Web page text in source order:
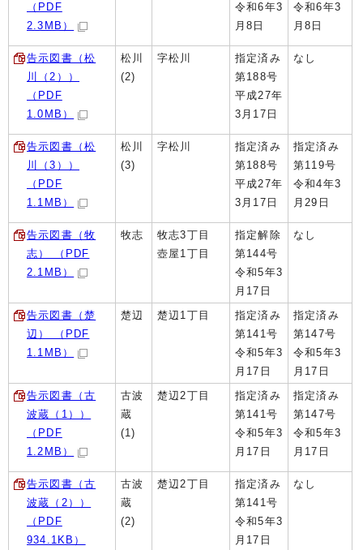
（PDF
2.3MB）
令和6年3
月8日
令和6年3
月8日
告示図書（松
川（2））
（PDF
1.0MB）
松川
(2)
字松川
指定済み
第188号
平成27年
3月17日
なし
告示図書（松
川（3））
（PDF
1.1MB）
松川
(3)
字松川
指定済み
第188号
平成27年
3月17日
指定済み
第119号
令和4年3
月29日
告示図書（牧
志） （PDF
2.1MB）
牧志
牧志3丁目
壺屋1丁目
指定解除
第144号
令和5年3
月17日
なし
告示図書（楚
辺） （PDF
1.1MB）
楚辺 楚辺1丁目
指定済み
第141号
令和5年3
月17日
指定済み
第147号
令和5年3
月17日
告示図書（古
波蔵（1））
（PDF
1.2MB）
古波
蔵
(1)
楚辺2丁目
指定済み
第141号
令和5年3
月17日
指定済み
第147号
令和5年3
月17日
告示図書（古
波蔵（2））
（PDF
934.1KB）
古波
蔵
(2)
楚辺2丁目
指定済み
第141号
令和5年3
月17日
なし